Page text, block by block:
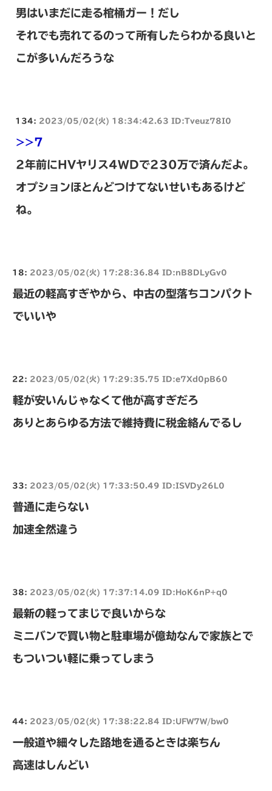
男はいまだに走る棺桶ガー！だし
それでも売れてるのって所有したらわかる良いと
こが多いんだろうな
134: 2023/05/02(火) 18:34:42.63 ID:Tveuz78I0
>>7
2年前にHVヤリス4WDで230万で済んだよ。
オプションほとんどつけてないせいもあるけど
ね。
18: 2023/05/02(火) 17:28:36.84 ID:nB8DLyGv0
最近の軽高すぎやから、中古の型落ちコンパクト
でいいや
22: 2023/05/02(火) 17:29:35.75 ID:e7Xd0pB60
軽が安いんじゃなくて他が高すぎだろ
ありとあらゆる方法で維持費に税金絡んでるし
33: 2023/05/02(火) 17:33:50.49 ID:ISVDy26L0
普通に走らない
加速全然違う
38: 2023/05/02(火) 17:37:14.09 ID:HoK6nP+q0
最新の軽ってまじで良いからな
ミニバンで買い物と駐車場が億劫なんで家族とで
もついつい軽に乗ってしまう
44: 2023/05/02(火) 17:38:22.84 ID:UFW7W/bw0
一般道や細々した路地を通るときは楽ちん
高速はしんどい